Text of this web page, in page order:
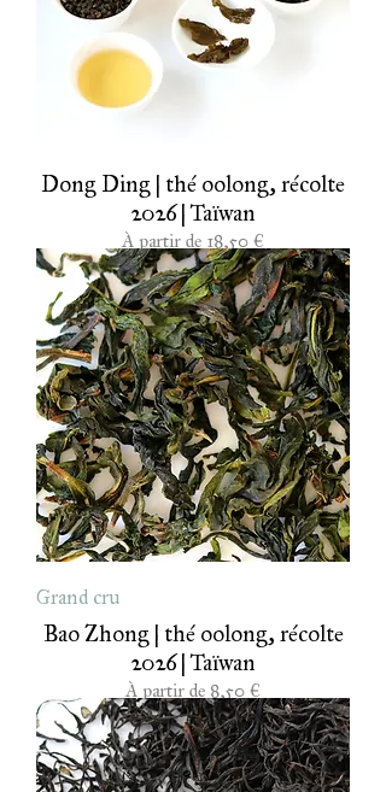
Dong Ding | thé oolong, récolte
2026 | Taïwan
À partir de 18,50 €
Prix promotionnel
Grand cru
Bao Zhong | thé oolong, récolte
2026 | Taïwan
À partir de 8,50 €
Prix promotionnel